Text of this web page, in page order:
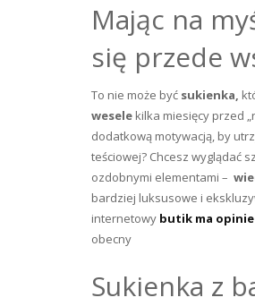
Mając na
się przede
To nie może być sukienka,
wesele kilka miesięcy przed
dodatkową motywacją, by
teściowej? Chcesz wyglądać
ozdobnymi elementami –
bardziej luksusowe i
internetowy butik ma opinie
obecny
Sukienka z